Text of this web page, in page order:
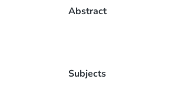
Abstract
Subjects